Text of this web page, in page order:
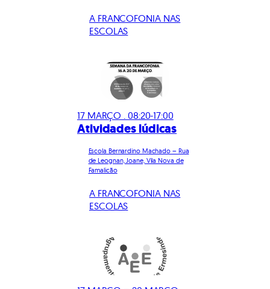
A FRANCOFONIA NAS
ESCOLAS
17 MARÇO . 08:20-17:00
Atividades lúdicas
Escola Bernardino Machado – Rua
de Leognan, Joane, Vila Nova de
Famalicão
A FRANCOFONIA NAS
ESCOLAS